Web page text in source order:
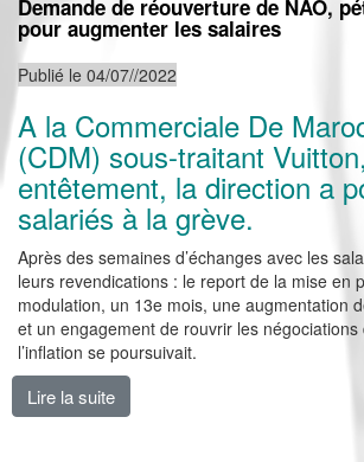
Demande de réouverture de NAO,
pour augmenter les salaires
Publié le 04/07//2022
A la Commerciale De
(CDM) sous-traitant
entêtement, la direction a
salariés à la grève.
Après des semaines d’échanges avec les
leurs revendications : le report de la mise en
modulation, un 13e mois, une augmentation
et un engagement de rouvrir les négociations
l’inflation se poursuivait.
Lire la suite